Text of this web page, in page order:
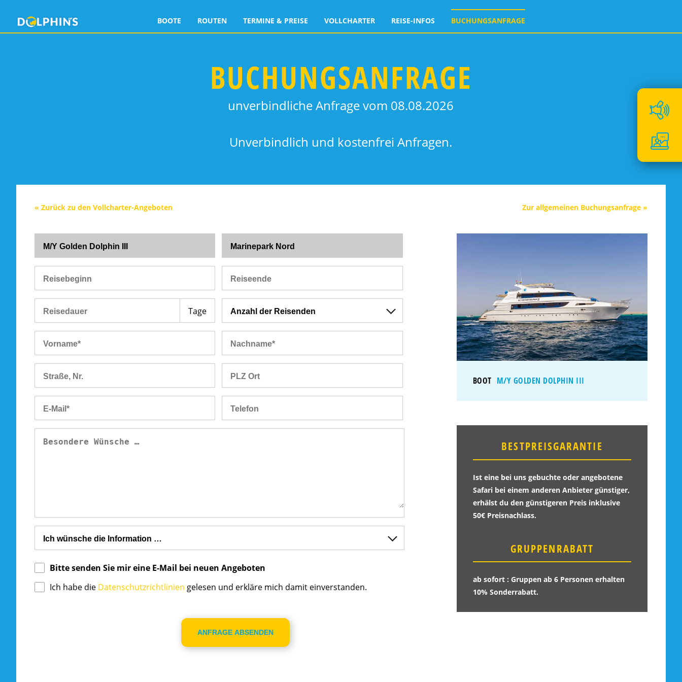
BOOTE ROUTEN TERMINE & PREISE VOLLCHARTER REISE-INFOS BUCHUNGSANFRAGE
BUCHUNGSANFRAGE
unverbindliche Anfrage vom 08.08.2026
Unverbindlich und kostenfrei Anfragen.
« Zurück zu den Vollcharter-Angeboten Zur allgemeinen Buchungsanfrage »
Bitte senden Sie mir eine E-Mail bei neuen Angeboten
Ich habe die Datenschutzrichtlinien gelesen und erkläre mich damit einverstanden.
BOOT M/Y GOLDEN DOLPHIN III
BESTPREISGARANTIE
Ist eine bei uns gebuchte oder angebotene
Safari bei einem anderen Anbieter günstiger,
erhälst du den günstigeren Preis inklusive
50€ Preisnachlass.
GRUPPENRABATT
ab sofort : Gruppen ab 6 Personen erhalten
10% Sonderrabatt.